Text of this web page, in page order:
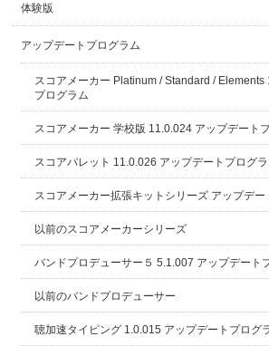
体験版
アップデートプログラム
スコアメーカー Platinum / Standard / Elements
プログラム
スコアメーカー 学校版 11.0.024 アップデート
スコアパレット 11.0.026 アップデートプログ
スコアメーカー拡張キットシリーズ アップデー
以前のスコアメーカーシリーズ
バンドプロデューサー５ 5.1.007 アップデート
以前のバンドプロデューサー
聴加速タイピング 1.0.015 アップデートプログ